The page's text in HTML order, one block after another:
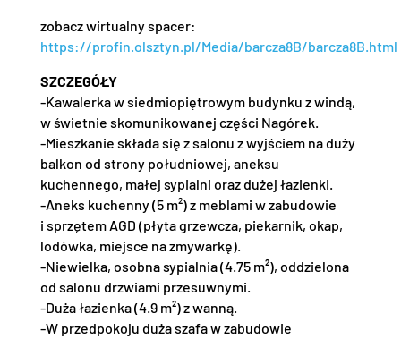
zobacz wirtualny spacer:
https://profin.olsztyn.pl/Media/barcza8B/barcza8B.html
SZCZEGÓŁY
-Kawalerka w siedmiopiętrowym budynku z windą,
w świetnie skomunikowanej części Nagórek.
-Mieszkanie składa się z salonu z wyjściem na duży
balkon od strony południowej, aneksu
kuchennego, małej sypialni oraz dużej łazienki.
-Aneks kuchenny (5 m²) z meblami w zabudowie
i sprzętem AGD (płyta grzewcza, piekarnik, okap,
lodówka, miejsce na zmywarkę).
-Niewielka, osobna sypialnia (4.75 m²), oddzielona
od salonu drzwiami przesuwnymi.
-Duża łazienka (4.9 m²) z wanną.
-W przedpokoju duża szafa w zabudowie